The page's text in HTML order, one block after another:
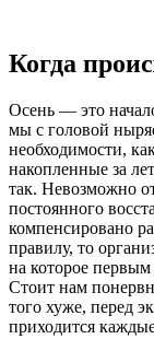
Когда
Осень — это
мы с головой
необходимости,
накопленные за
так. Невозможно
постоянного
компенсировано
правилу, то
на которое
Стоит нам
того хуже, перед
приходится